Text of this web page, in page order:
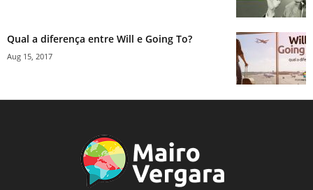
Qual a diferença entre Will e Going To?
Aug 15, 2017